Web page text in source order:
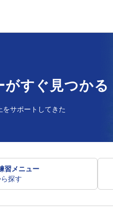
がすぐ見つかる
をサポートしてきた
習メニュー
探す